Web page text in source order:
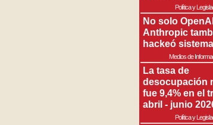
Política y
No solo
Anthropic
hackeó
Medios de
La tasa de
desocupación
fue 9,4% en el
abril - junio
Política y